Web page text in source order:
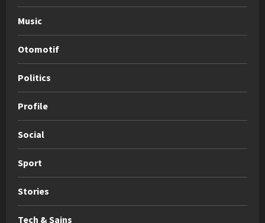
Music
Otomotif
Politics
Profile
Social
Sport
Stories
Tech & Sains